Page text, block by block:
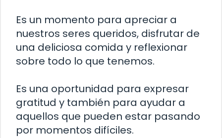
Es un momento para apreciar a
nuestros seres queridos, disfrutar de
una deliciosa comida y reflexionar
sobre todo lo que tenemos.
Es una oportunidad para expresar
gratitud y también para ayudar a
aquellos que pueden estar pasando
por momentos difíciles.